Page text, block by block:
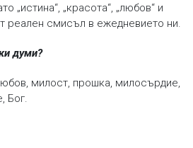
„истина“, „красота“, „любов“ и
реален смисъл в ежедневието ни.
думи?
милост, прошка, милосърдие,
Бог.